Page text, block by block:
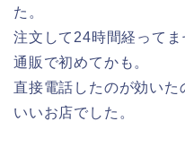
た。
注文して24時間経って
通販で初めてかも。
直接電話したのが効いた
いいお店でした。